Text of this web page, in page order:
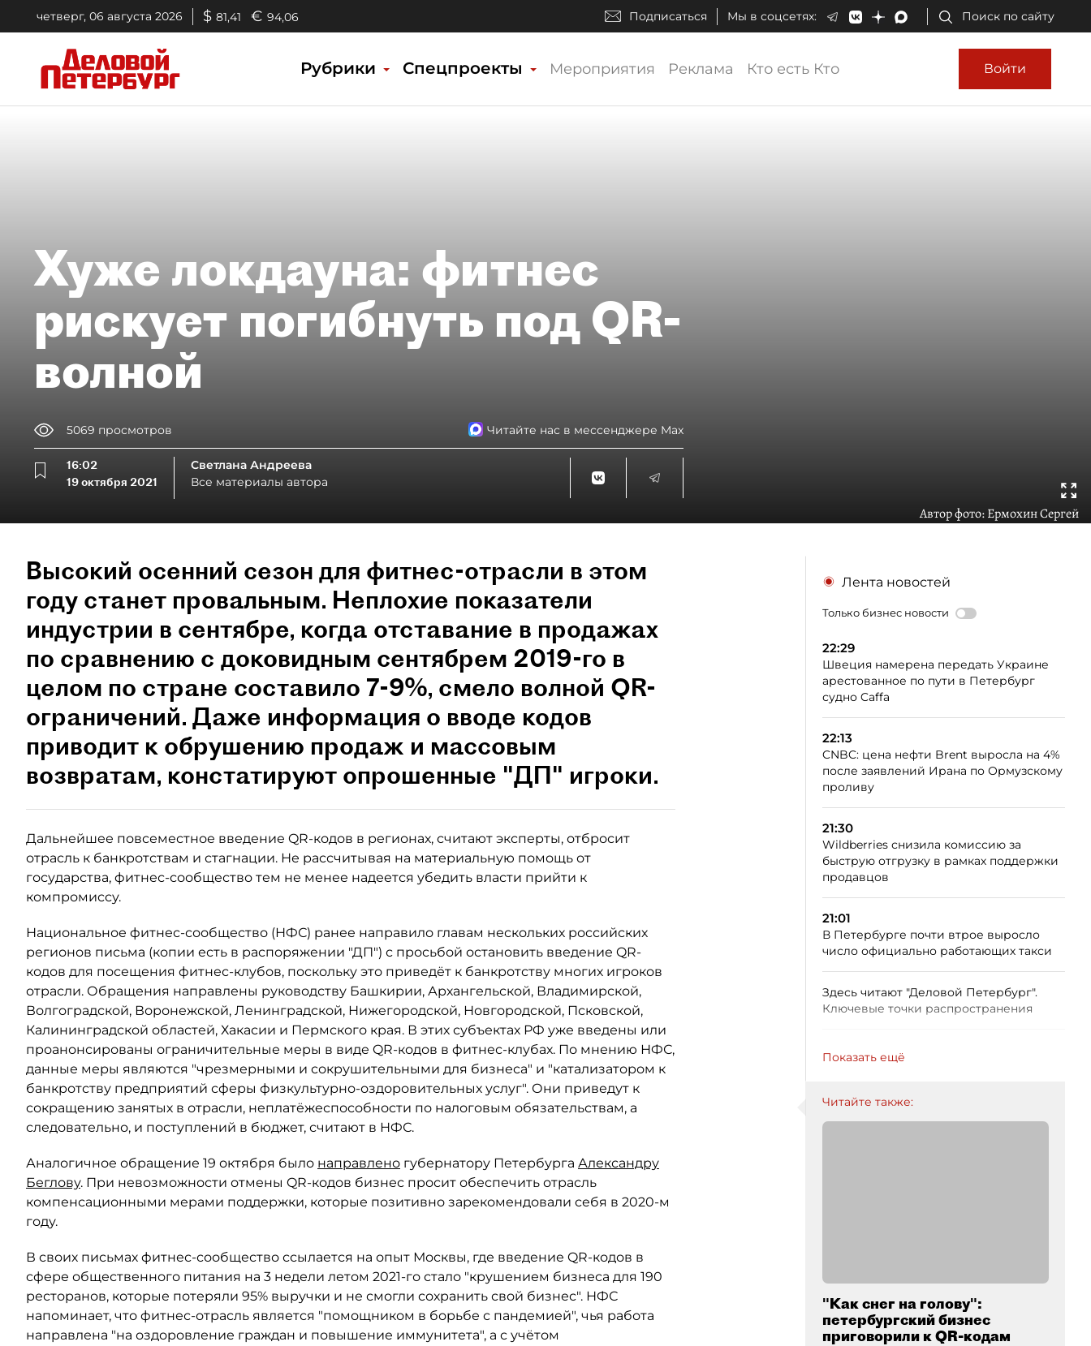
четверг, 06 августа 2026 $ 81,41 € 94,06 Подписаться Мы в соцсетях: Поиск по сайту
Рубрики Спецпроекты Мероприятия Реклама Кто есть Кто Войти
Хуже локдауна: фитнес
рискует погибнуть под QR-
волной
5069 просмотров Читайте нас в мессенджере Max
16:02
19 октября 2021
Светлана Андреева
Все материалы автора
Автор фото:Ермохин Сергей
Высокий осенний сезон для фитнес-отрасли в этом
году станет провальным. Неплохие показатели
индустрии в сентябре, когда отставание в продажах
по сравнению с доковидным сентябрем 2019-го в
целом по стране составило 7-9%, смело волной QR-
ограничений. Даже информация о вводе кодов
приводит к обрушению продаж и массовым
возвратам, констатируют опрошенные "ДП" игроки.
Дальнейшее повсеместное введение QR-кодов в регионах, считают эксперты, отбросит
отрасль к банкротствам и стагнации. Не рассчитывая на материальную помощь от
государства, фитнес-сообщество тем не менее надеется убедить власти прийти к
компромиссу.
Национальное фитнес-сообщество (НФС) ранее направило главам нескольких российских
регионов письма (копии есть в распоряжении "ДП") с просьбой остановить введение QR-
кодов для посещения фитнес-клубов, поскольку это приведёт к банкротству многих игроков
отрасли. Обращения направлены руководству Башкирии, Архангельской, Владимирской,
Волгоградской, Воронежской, Ленинградской, Нижегородской, Новгородской, Псковской,
Калининградской областей, Хакасии и Пермского края. В этих субъектах РФ уже введены или
проанонсированы ограничительные меры в виде QR-кодов в фитнес-клубах. По мнению НФС,
данные меры являются "чрезмерными и сокрушительными для бизнеса" и "катализатором к
банкротству предприятий сферы физкультурно-оздоровительных услуг". Они приведут к
сокращению занятых в отрасли, неплатёжеспособности по налоговым обязательствам, а
следовательно, и поступлений в бюджет, считают в НФС.
Аналогичное обращение 19 октября было направлено губернатору Петербурга Александру
Беглову. При невозможности отмены QR-кодов бизнес просит обеспечить отрасль
компенсационными мерами поддержки, которые позитивно зарекомендовали себя в 2020-м
году.
В своих письмах фитнес-сообщество ссылается на опыт Москвы, где введение QR-кодов в
сфере общественного питания на 3 недели летом 2021-го стало "крушением бизнеса для 190
ресторанов, которые потеряли 95% выручки и не смогли сохранить свой бизнес". НФС
напоминает, что фитнес-отрасль является "помощником в борьбе с пандемией", чья работа
направлена "на оздоровление граждан и повышение иммунитета", а с учётом
Лента новостей
Только бизнес новости
22:29
Швеция намерена передать Украине
арестованное по пути в Петербург
судно Caffa
22:13
CNBC: цена нефти Brent выросла на 4%
после заявлений Ирана по Ормузскому
проливу
21:30
Wildberries снизила комиссию за
быструю отгрузку в рамках поддержки
продавцов
21:01
В Петербурге почти втрое выросло
число официально работающих такси
Здесь читают "Деловой Петербург".
Ключевые точки распространения
Показать ещё
Читайте также:
"Как снег на голову":
петербургский бизнес
приговорили к QR-кодам